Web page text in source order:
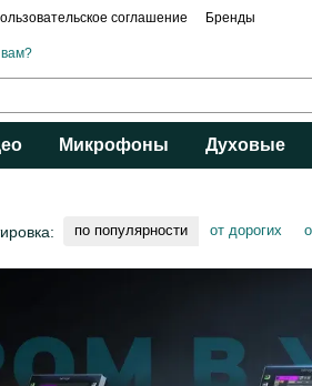
соглашение
Бренды
Микрофоны Духовые
по популярности от дорогих